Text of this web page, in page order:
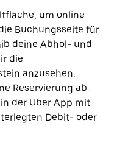
um online
Buchungsseite für
deine Abhol- und
die
anzusehen.
Reservierung ab.
der Uber App mit
Debit- oder